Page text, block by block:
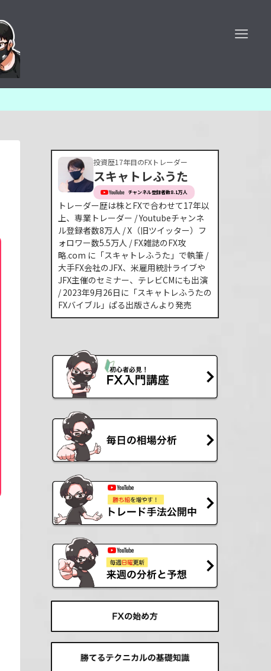
投資歴17年目のFXトレーダー
スキャトレふうた
チャンネル登録者数8.1万人
トレーダー歴は株とFXで合わせて17年以
上、専業トレーダー / Youtubeチャンネ
ル登録者数8万人 / X（旧ツイッター）フ
ォロワー数5.5万人 / FX雑誌のFX攻
略.com に「スキャトレふうた」で執筆 /
大手FX会社のJFX、米雇用統計ライブや
JFX主催のセミナー、テレビCMにも出演
/ 2023年9月26日に「スキャトレふうたの
FXバイブル」ぱる出版さんより発売